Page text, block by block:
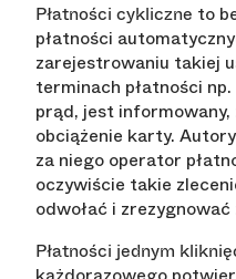
Płatności cykliczne to
płatności
zarejestrowaniu takiej
terminach płatności
prąd, jest
obciążenie karty.
za niego operator
oczywiście takie
odwołać i zrezygnować
Płatności jednym